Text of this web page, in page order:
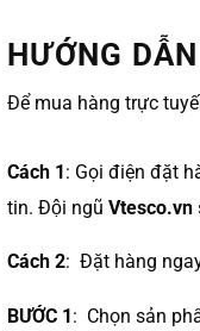
HƯỚNG
Để mua hàng trực
Cách 1: Gọi điện đặt
tin. Đội ngũ Vtesco.vn
Cách 2: Đặt hàng
BƯỚC 1 : Chọn sản